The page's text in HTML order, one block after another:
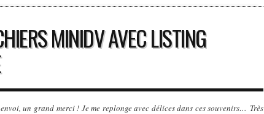
MINIDV AVEC LISTING
un grand merci ! Je me replonge avec délices dans ces souvenirs… Très